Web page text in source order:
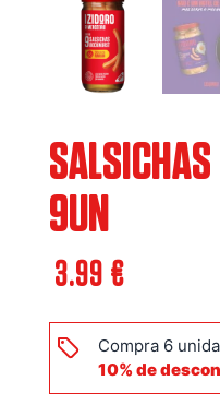
9UN
3.99 €
Compra 6
10% de